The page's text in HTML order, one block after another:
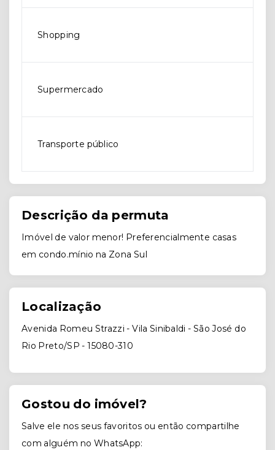
Shopping
Supermercado
Transporte público
Descrição da permuta
Imóvel de valor menor! Preferencialmente casas
em condo.mínio na Zona Sul
Localização
Avenida Romeu Strazzi - Vila Sinibaldi - São José do
Rio Preto/SP - 15080-310
Gostou do imóvel?
Salve ele nos seus favoritos ou então compartilhe
com alguém no WhatsApp: